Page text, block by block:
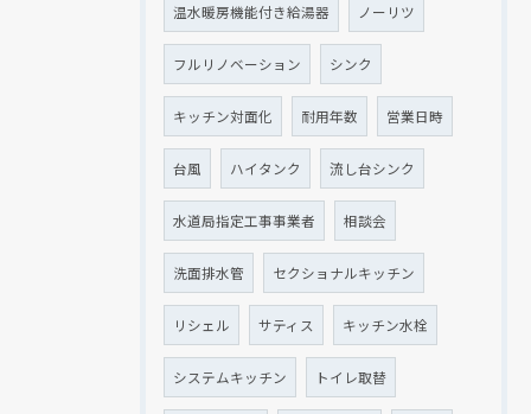
温水暖房機能付き給湯器 ノーリツ
フルリノベーション シンク
キッチン対面化 耐用年数 営業日時
台風 ハイタンク 流し台シンク
水道局指定工事事業者 相談会
洗面排水管 セクショナルキッチン
リシェル サティス キッチン水栓
システムキッチン トイレ取替